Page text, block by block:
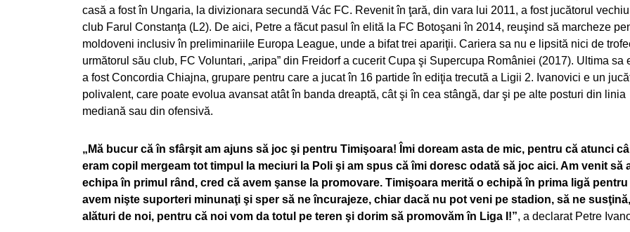
casă a fost în Ungaria, la divizionara secundă Vác FC. Revenit în ţară, din vara lui 2011, a fost jucătorul
club Farul Constanţa (L2). De aici, Petre a făcut pasul în elită la FC Botoşani în 2014, reuşind să marcheze
moldoveni inclusiv în preliminariile Europa League, unde a bifat trei apariţii. Cariera sa nu e lipsită nici de
următorul său club, FC Voluntari, „aripa” din Freidorf a cucerit Cupa şi Supercupa României (2017). Ultima sa
a fost Concordia Chiajna, grupare pentru care a jucat în 16 partide în ediţia trecută a Ligii 2. Ivanovici e un
polivalent, care poate evolua avansat atât în banda dreaptă, cât şi în cea stângă, dar şi pe alte posturi din linia
mediană sau din ofensivă.
„Mă bucur că în sfârşit am ajuns să joc şi pentru Timişoara! Îmi doream asta de mic, pentru că atunci
eram copil mergeam tot timpul la meciuri la Poli şi am spus că îmi doresc odată să joc aici. Am venit să
echipa în primul rând, cred că avem şanse la promovare. Timişoara merită o echipă în prima ligă pentru
avem nişte suporteri minunaţi şi sper să ne încurajeze, chiar dacă nu pot veni pe stadion, să ne
alături de noi, pentru că noi vom da totul pe teren şi dorim să promovăm în Liga I!”, a declarat Petre